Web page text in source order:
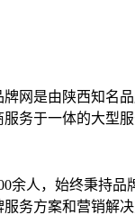
网是由陕西知名
务于一体的大型服
余人，始终秉持
务方案和营销解决